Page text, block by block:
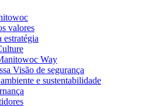
valores
estratégia
Way
Visão de segurança
e sustentabilidade